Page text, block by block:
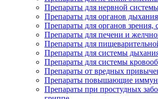
Препараты для нервной
Препараты для органов дыхания
Препараты для органов зрения,
Препараты для печени и
Препараты для
Препараты для системы
Препараты для системы
Препараты от вредных
Препараты повышающие
Препараты при простудных